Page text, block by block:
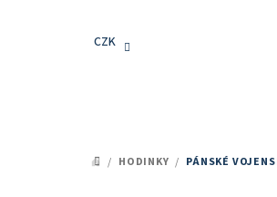
CZK
DOMŮ
/ HODINKY / PÁNSKÉ